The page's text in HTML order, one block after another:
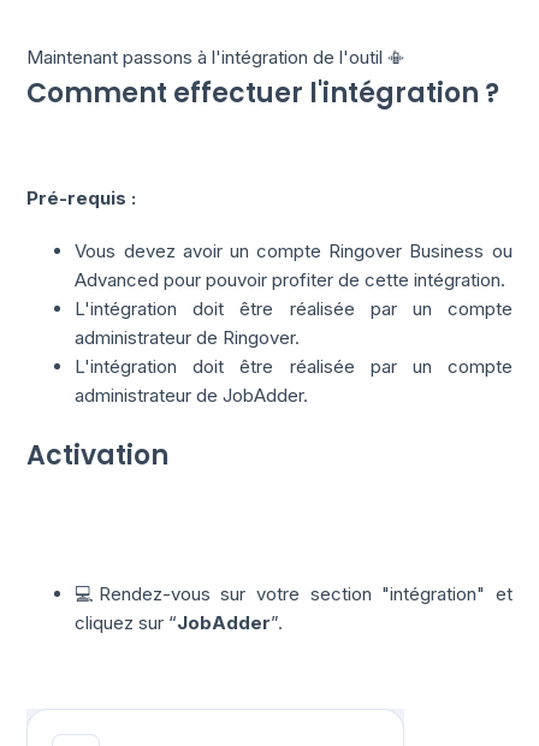
Maintenant passons à l'intégration de l'outil 📳
Comment effectuer l'intégration ?
Pré-requis :
Vous devez avoir un compte Ringover Business ou
Advanced pour pouvoir profiter de cette intégration.
L'intégration doit être réalisée par un compte
administrateur de Ringover.
L'intégration doit être réalisée par un compte
administrateur de JobAdder.
Activation
💻Rendez-vous sur votre section "intégration" et
cliquez sur “JobAdder”.